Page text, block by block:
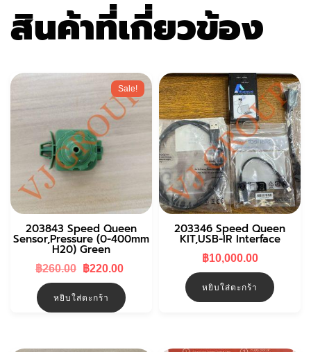
สินค้าที่เกี่ยวข้อง
Sale!
203843 Speed Queen
Sensor,Pressure (0-400mm
H20) Green
฿260.00 Original
฿260.00.
฿220.00
หยิบใส่ตะกร้า
203346 Speed Queen
KIT,USB-IR Interface
฿10,000.00
หยิบใส่ตะกร้า